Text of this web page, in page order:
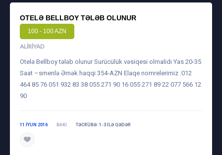
OTELƏ BELLBOY TƏLƏB OLUNUR
100 - 100 AZN
ALIRIYAD
Otelə Bellboy tələb olunur Surücülük vəsiqesi olmalidı Yas 20-35
Saat –smenlə Əmək haqqi 354-AZN Elaqe nomrelerimiz :012
464 85 76 051 932 83 38 055 271 90 16 055 271 89 22 077 566 12
90
11 IYUN 2016 BAKI TƏCRÜBƏ: 1-3 ILƏ QƏDƏR